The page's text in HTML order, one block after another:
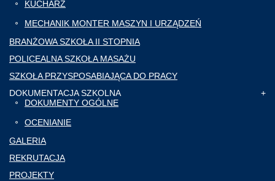
KUCHARZ
MECHANIK MONTER MASZYN I URZĄDZEŃ
BRANŻOWA SZKOŁA II STOPNIA
POLICEALNA SZKOŁA MASAŻU
SZKOŁA PRZYSPOSABIAJĄCA DO PRACY
DOKUMENTACJA SZKOLNA
DOKUMENTY OGÓLNE
OCENIANIE
GALERIA
REKRUTACJA
PROJEKTY